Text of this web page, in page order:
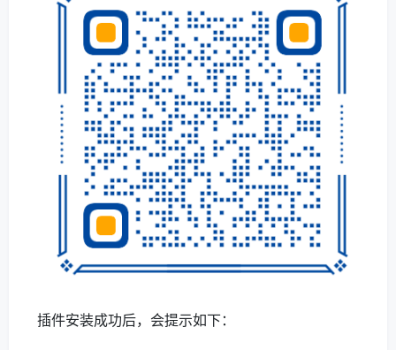
插件安装成功后，会提示如下：